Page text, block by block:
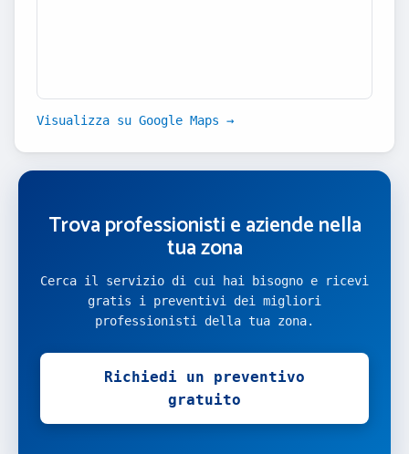
Visualizza su Google Maps →
Trova professionisti e aziende nella
tua zona
Cerca il servizio di cui hai bisogno e ricevi
gratis i preventivi dei migliori
professionisti della tua zona.
Richiedi un preventivo
gratuito